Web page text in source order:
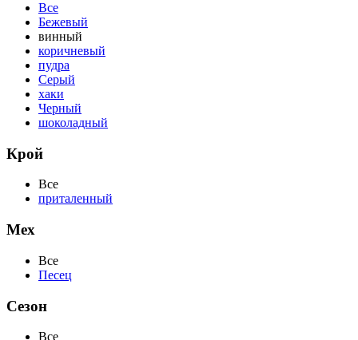
Все
Бежевый
винный
коричневый
пудра
Серый
хаки
Черный
шоколадный
Крой
Все
приталенный
Мех
Все
Песец
Сезон
Все